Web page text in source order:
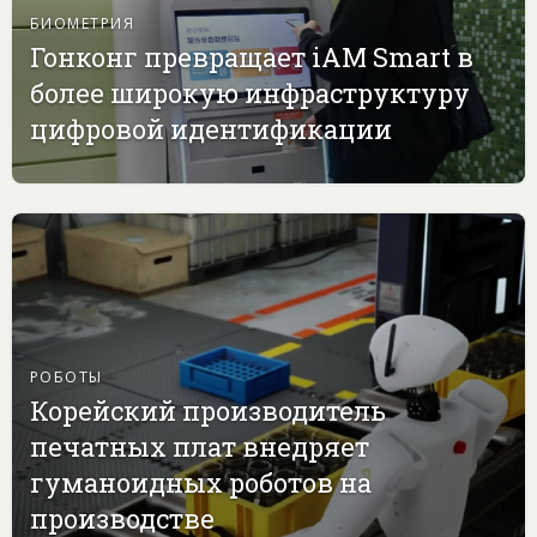
БИОМЕТРИЯ
Гонконг превращает iAM Smart в
более широкую инфраструктуру
цифровой идентификации
РОБОТЫ
Корейский производитель
печатных плат внедряет
гуманоидных роботов на
производстве